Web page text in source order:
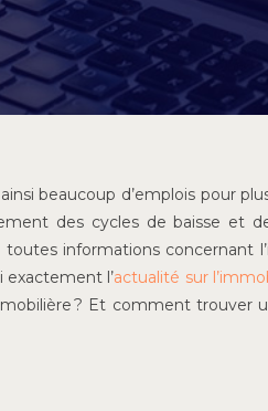
beaucoup d’emplois pour
des cycles de baisse et
informations concernant
exactement l’actualité sur
? Et comment trouver